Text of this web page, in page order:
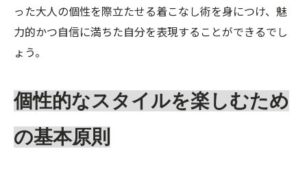
った大人の個性を際立たせる着こなし術を身につけ、魅
力的かつ自信に満ちた自分を表現することができるでし
ょう。
個性的なスタイルを楽しむため
の基本原則